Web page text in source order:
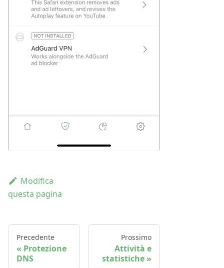
Modifica
questa pagina
Precedente
Protezione
DNS
Prossimo
Attività e
statistiche